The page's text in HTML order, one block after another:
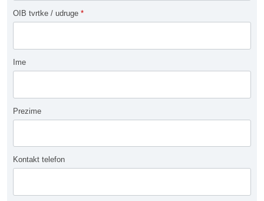
OIB tvrtke / udruge *
Ime
Prezime
Kontakt telefon